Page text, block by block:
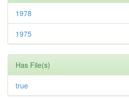
1978
1975
Has File(s)
true